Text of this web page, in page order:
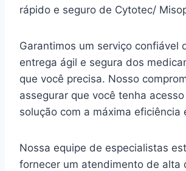
rápido e seguro de Cytotec/
Garantimos um serviço confiável
entrega ágil e segura dos
que você precisa. Nosso
assegurar que você tenha
solução com a máxima eficiência
Nossa equipe de especialistas
fornecer um atendimento de alta